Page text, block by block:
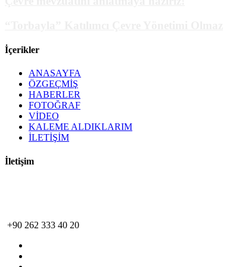
İçerikler
ANASAYFA
ÖZGEÇMİŞ
HABERLER
FOTOĞRAF
VİDEO
KALEME ALDIKLARIM
İLETİŞİM
İletişim
+90 262 333 40 20